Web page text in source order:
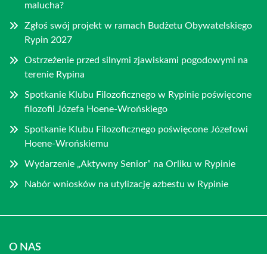
malucha?
Zgłoś swój projekt w ramach Budżetu Obywatelskiego
Rypin 2027
Ostrzeżenie przed silnymi zjawiskami pogodowymi na
terenie Rypina
Spotkanie Klubu Filozoficznego w Rypinie poświęcone
filozofii Józefa Hoene-Wrońskiego
Spotkanie Klubu Filozoficznego poświęcone Józefowi
Hoene-Wrońskiemu
Wydarzenie „Aktywny Senior” na Orliku w Rypinie
Nabór wniosków na utylizację azbestu w Rypinie
O NAS